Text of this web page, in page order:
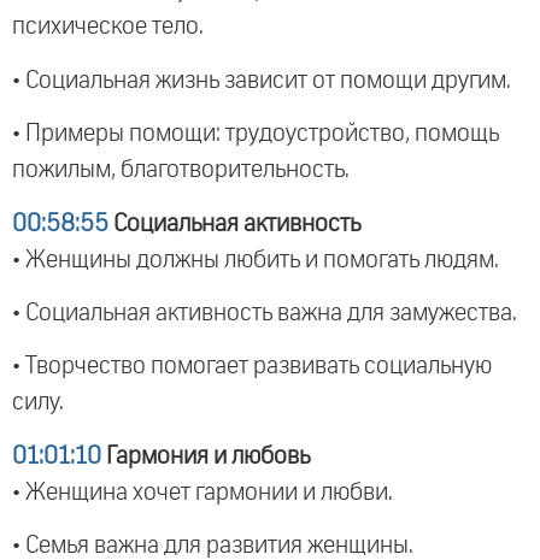
психическое тело.
• Социальная жизнь зависит от помощи другим.
• Примеры помощи: трудоустройство, помощь
пожилым, благотворительность.
00:58:55 Социальная активность
• Женщины должны любить и помогать людям.
• Социальная активность важна для замужества.
• Творчество помогает развивать социальную
силу.
01:01:10 Гармония и любовь
• Женщина хочет гармонии и любви.
• Семья важна для развития женщины.